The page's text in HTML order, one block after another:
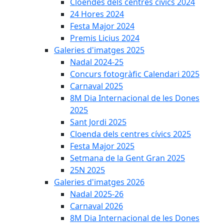
24 Hores 2024
Festa Major 2024
Premis Licius 2024
Galeries d'imatges 2025
Nadal 2024-25
Concurs fotogràfic Calendari 2025
Carnaval 2025
8M Dia Internacional de les Dones
2025
Sant Jordi 2025
Cloenda dels centres cívics 2025
Festa Major 2025
Setmana de la Gent Gran 2025
25N 2025
Galeries d'imatges 2026
Nadal 2025-26
Carnaval 2026
8M Dia Internacional de les Dones